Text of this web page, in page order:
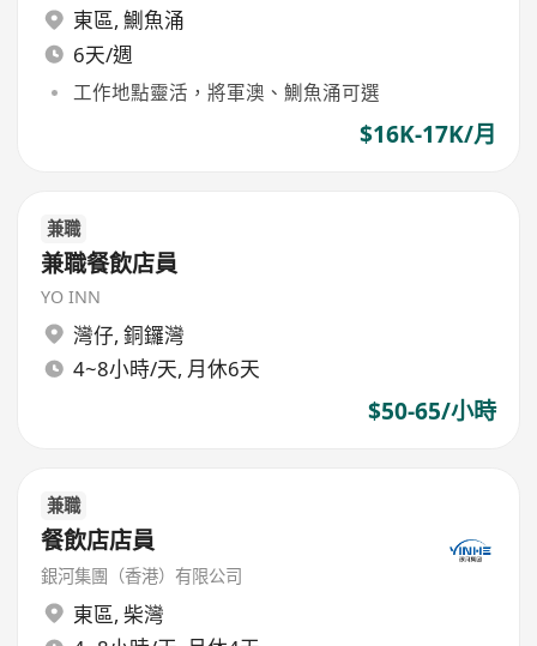
東區, 鰂魚涌
6天/週
工作地點靈活，將軍澳、鰂魚涌可選
$16K-17K/月
兼職
兼職餐飲店員
YO INN
灣仔, 銅鑼灣
4~8小時/天, 月休6天
$50-65/小時
兼職
餐飲店店員
銀河集團（香港）有限公司
東區, 柴灣